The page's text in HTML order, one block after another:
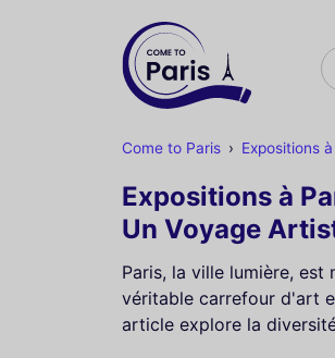
Come to Paris Expositions
Expositions à
Un Voyage
Paris, la ville lumière,
véritable carrefour d'art
article explore la